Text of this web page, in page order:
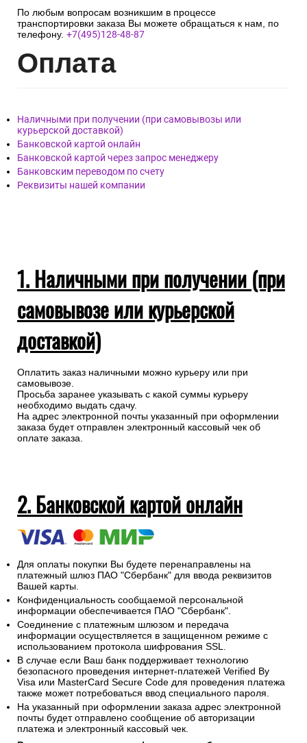
По любым вопросам возникшим в процессе
транспортировки заказа Вы можете обращаться к нам, по
телефону. +7(495)128-48-87
Оплата
Наличными при получении (при самовывозы или
курьерской доставкой)
Банковской картой онлайн
Банковской картой через запрос менеджеру
Банковским переводом по счету
Реквизиты нашей компании
1. Наличными при получении (при
самовывозе или курьерской
доставкой)
Оплатить заказ наличными можно курьеру или при
самовывозе.
Просьба заранее указывать с какой суммы курьеру
необходимо выдать сдачу.
На адрес электронной почты указанный при оформлении
заказа будет отправлен электронный кассовый чек об
оплате заказа.
2. Банковской картой онлайн
Для оплаты покупки Вы будете перенаправлены на
платежный шлюз ПАО "Сбербанк" для ввода реквизитов
Вашей карты.
Конфиденциальность сообщаемой персональной
информации обеспечивается ПАО "Сбербанк".
Соединение с платежным шлюзом и передача
информации осуществляется в защищенном режиме с
использованием протокола шифрования SSL.
В случае если Ваш банк поддерживает технологию
безопасного проведения интернет-платежей Verified By
Visa или MasterCard Secure Code для проведения платежа
также может потребоваться ввод специального пароля.
На указанный при оформлении заказа адрес электронной
почты будет отправлено сообщение об авторизации
платежа и электронный кассовый чек.